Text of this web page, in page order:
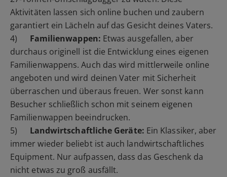
Aktivitäten lassen sich online buchen und zaubern
garantiert ein Lächeln auf das Gesicht deines Vaters.
4) Familienwappen: Etwas ausgefallen, aber
durchaus originell ist die Entwicklung eines eigenen
Familienwappens. Auch das wird mittlerweile online
angeboten und wird deinen Vater mit Sicherheit
überraschen und überaus freuen. Wer sonst kann
Besucher schließlich schon mit seinem eigenen
Familienwappen beeindrucken.
5) Landwirtschaftliche Geräte: Ein Klassiker, aber
immer wieder beliebt ist auch landwirtschaftliches
Equipment. Nur aufpassen, dass das Geschenk da
nicht etwas zu groß ausfällt.